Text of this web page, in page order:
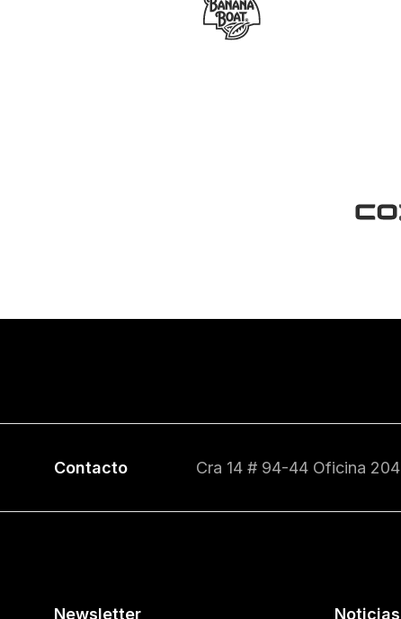
Contacto Cra 14 # 94-44 Oficina 204
Newsletter Noticias